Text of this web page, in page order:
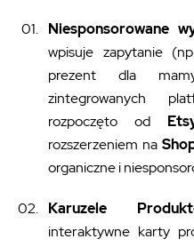
Niesponsorowane
wpisuje zapytanie
prezent dla
zintegrowanych
rozpoczęto od
rozszerzeniem na
organiczne i
Karuzele
interaktywne karty